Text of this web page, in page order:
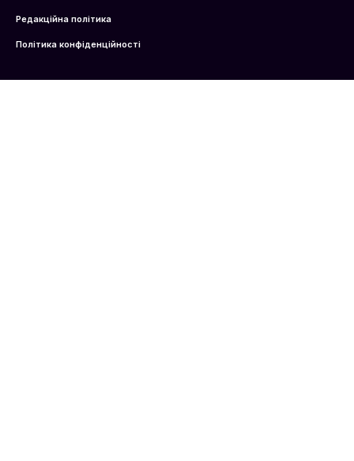
Редакційна політика
Політика конфіденційності